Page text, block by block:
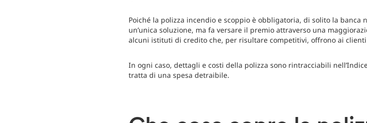
Poiché la polizza incendio e scoppio è obbligatoria, di solito la banca
un’unica soluzione, ma fa versare il premio attraverso una
alcuni istituti di credito che, per risultare competitivi, offrono ai clienti
In ogni caso, dettagli e costi della polizza sono rintracciabili
tratta di una spesa detraibile.